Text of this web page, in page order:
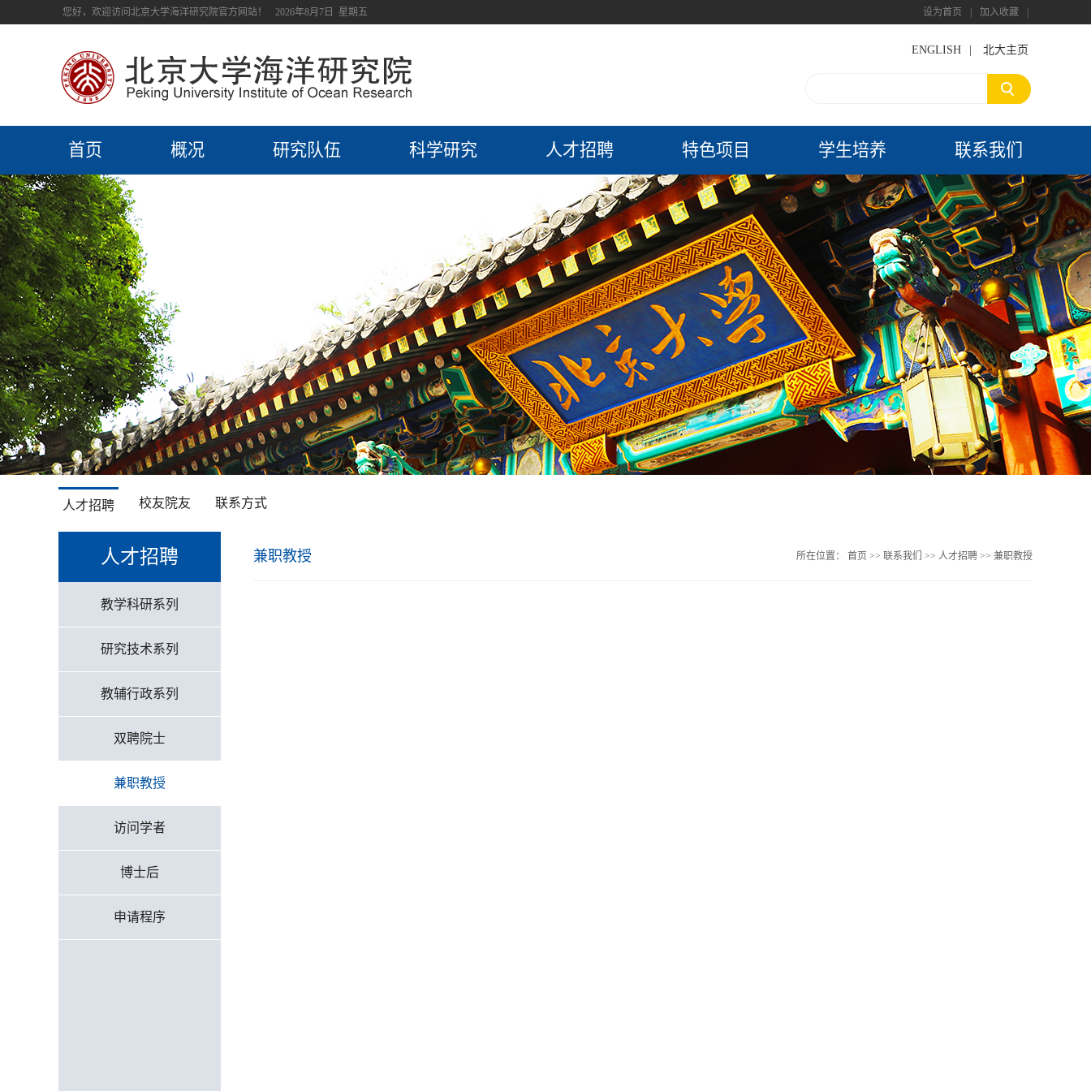
您好，欢迎访问北京大学海洋研究院官方网站！ 2026年8月7日 星期五 设为首页 加入收藏
ENGLISH 北大主页
首页 概况 研究队伍 科学研究 人才招聘 特色项目 学生培养 联系我们
人才招聘 校友院友 联系方式
人才招聘
教学科研系列
研究技术系列
教辅行政系列
双聘院士
兼职教授
访问学者
博士后
申请程序
兼职教授 所在位置： 首页 >> 联系我们 >> 人才招聘 >> 兼职教授